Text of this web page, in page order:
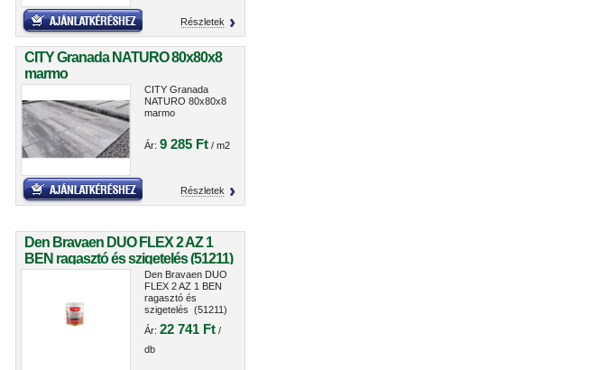
Részletek
CITY Granada NATURO 80x80x8
marmo
CITY Granada
NATURO 80x80x8
marmo
Ár: 9 285 Ft/ m2
Részletek
Den Bravaen DUO FLEX 2 AZ 1
BEN ragasztó és szigetelés (51211)
5kg
Den Bravaen DUO
FLEX 2 AZ 1 BEN
ragasztó és
szigetelés (51211)
Ár: 22 741 Ft/
db